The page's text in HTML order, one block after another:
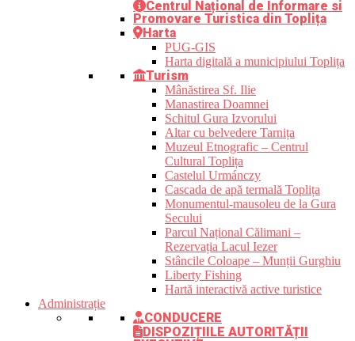
Centrul Național de Informare si
Promovare Turistica din Toplița
Harta
PUG-GIS
Harta digitală a municipiului Toplița
Turism
Mânăstirea Sf. Ilie
Manastirea Doamnei
Schitul Gura Izvorului
Altar cu belvedere Tarnița
Muzeul Etnografic – Centrul
Cultural Toplița
Castelul Urmánczy
Cascada de apă termală Toplița
Monumentul-mausoleu de la Gura
Secului
Parcul Național Călimani –
Rezervația Lacul Iezer
Stâncile Coloape – Munții Gurghiu
Liberty Fishing
Hartă interactivă active turistice
Administrație
CONDUCERE
DISPOZIȚIILE AUTORITĂȚII